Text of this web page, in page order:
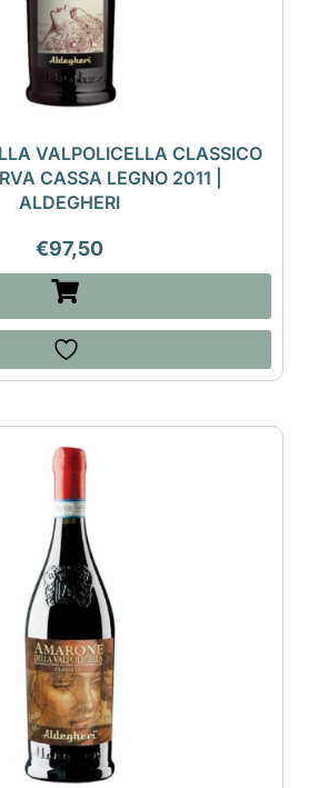
VALPOLICELLA CLASSICO
CASSA LEGNO 2011 |
ALDEGHERI
€97,50